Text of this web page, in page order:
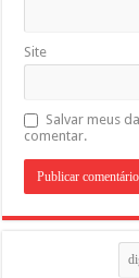
Site
Salvar meus
comentar.